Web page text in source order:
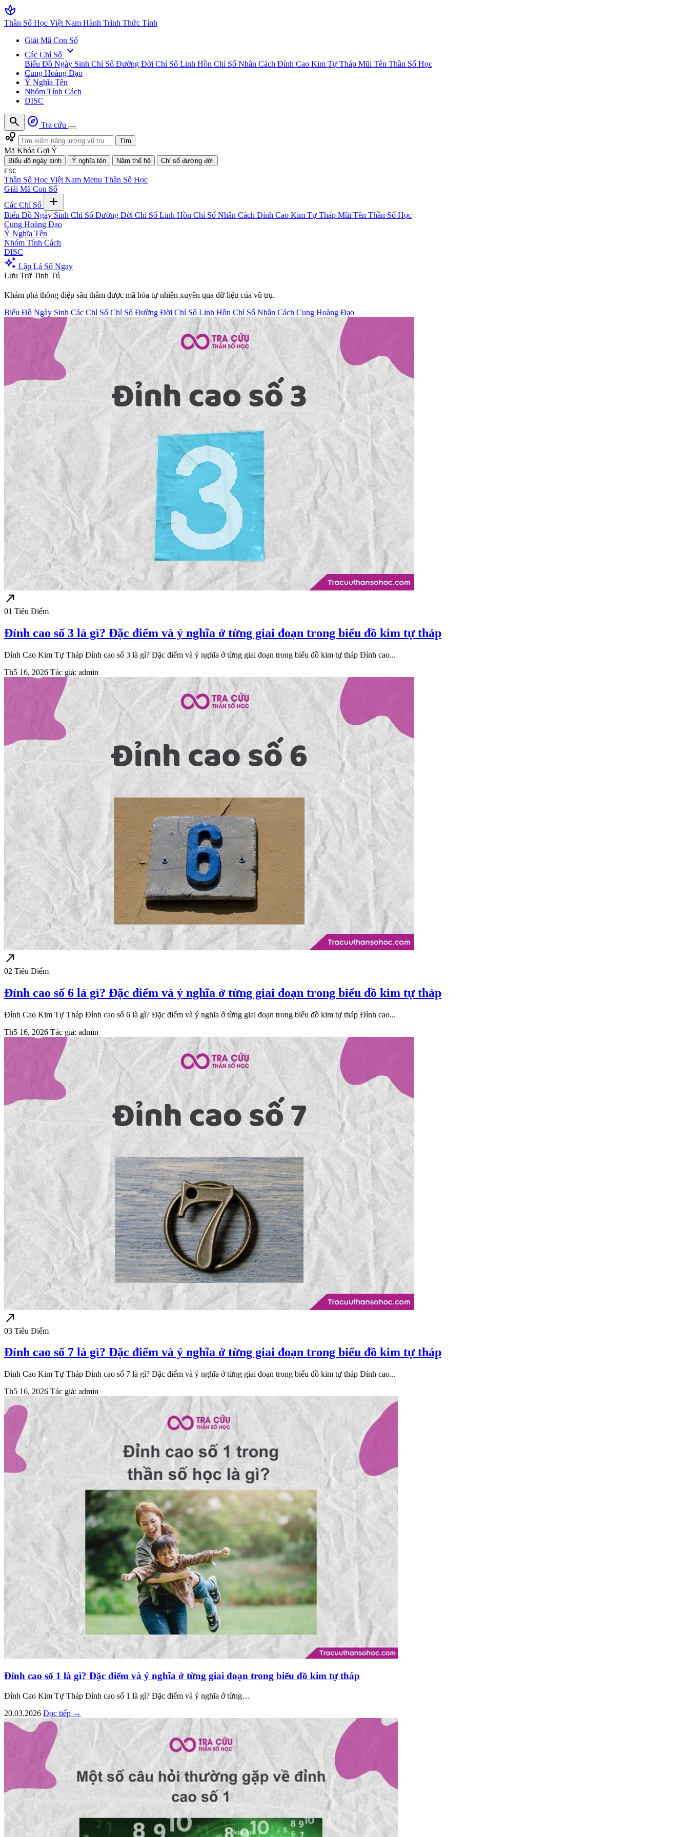
spa
Thần Số Học Việt Nam Hành Trình Thức Tỉnh
Giải Mã Con Số
Các Chỉ Số expand_more
Biểu Đồ Ngày Sinh Chỉ Số Đường Đời Chỉ Số Linh Hồn Chỉ Số Nhân Cách Đỉnh Cao Kim Tự Tháp Mũi Tên Thần Số Học
Cung Hoàng Đạo
Ý Nghĩa Tên
Nhóm Tính Cách
DISC
search explore Tra cứu
bubble_chart Tìm
Mã Khóa Gợi Ý
Biểu đồ ngày sinh Ý nghĩa tên Năm thế hệ
Chỉ số đường đời
ESC
Thần Số Học Việt Nam Menu Thần Số Học
Giải Mã Con Số
Các Chỉ Số
add
Biểu Đồ Ngày Sinh Chỉ Số Đường Đời Chỉ Số Linh Hồn Chỉ Số Nhân Cách Đỉnh Cao Kim Tự Tháp Mũi Tên Thần Số Học
Cung Hoàng Đạo
Ý Nghĩa Tên
Nhóm Tính Cách
DISC
auto_awesome Lập Lá Số Ngay
Lưu Trữ Tinh Tú
Khám phá thông điệp sâu thẳm được mã hóa tự nhiên xuyên qua dữ liệu của vũ trụ.
Biểu Đồ Ngày Sinh Các Chỉ Số Chỉ Số Đường Đời Chỉ Số Linh Hồn Chỉ Số Nhân Cách Cung Hoàng Đạo
north_east
01 Tiêu Điểm
Đỉnh cao số 3 là gì? Đặc điểm và ý nghĩa ở từng giai đoạn trong biểu đồ kim tự tháp
Đỉnh Cao Kim Tự Tháp Đỉnh cao số 3 là gì? Đặc điểm và ý nghĩa ở từng giai đoạn trong biểu đồ kim tự tháp Đỉnh cao...
Th5 16, 2026 Tác giả: admin
north_east
02 Tiêu Điểm
Đỉnh cao số 6 là gì? Đặc điểm và ý nghĩa ở từng giai đoạn trong biểu đồ kim tự tháp
Đỉnh Cao Kim Tự Tháp Đỉnh cao số 6 là gì? Đặc điểm và ý nghĩa ở từng giai đoạn trong biểu đồ kim tự tháp Đỉnh cao...
Th5 16, 2026 Tác giả: admin
north_east
03 Tiêu Điểm
Đỉnh cao số 7 là gì? Đặc điểm và ý nghĩa ở từng giai đoạn trong biểu đồ kim tự tháp
Đỉnh Cao Kim Tự Tháp Đỉnh cao số 7 là gì? Đặc điểm và ý nghĩa ở từng giai đoạn trong biểu đồ kim tự tháp Đỉnh cao...
Th5 16, 2026 Tác giả: admin
Đỉnh cao số 1 là gì? Đặc điểm và ý nghĩa ở từng giai đoạn trong biểu đồ kim tự tháp
Đỉnh Cao Kim Tự Tháp Đỉnh cao số 1 là gì? Đặc điểm và ý nghĩa ở từng…
20.03.2026 Đọc tiếp →